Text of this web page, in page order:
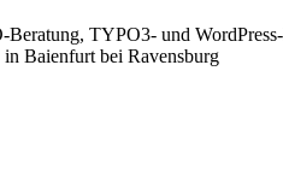
Baienfurt bei Ravensburg